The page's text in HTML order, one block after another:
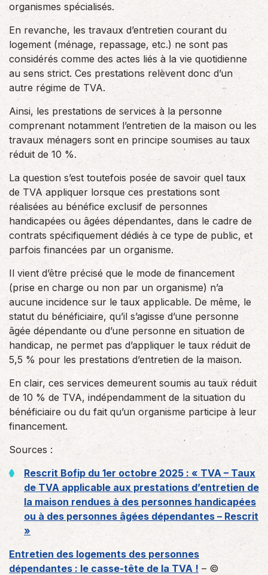
organismes spécialisés.
En revanche, les travaux d’entretien courant du
logement (ménage, repassage, etc.) ne sont pas
considérés comme des actes liés à la vie quotidienne
au sens strict. Ces prestations relèvent donc d’un
autre régime de TVA.
Ainsi, les prestations de services à la personne
comprenant notamment l’entretien de la maison ou les
travaux ménagers sont en principe soumises au taux
réduit de 10 %.
La question s’est toutefois posée de savoir quel taux
de TVA appliquer lorsque ces prestations sont
réalisées au bénéfice exclusif de personnes
handicapées ou âgées dépendantes, dans le cadre de
contrats spécifiquement dédiés à ce type de public, et
parfois financées par un organisme.
Il vient d’être précisé que le mode de financement
(prise en charge ou non par un organisme) n’a
aucune incidence sur le taux applicable. De même, le
statut du bénéficiaire, qu’il s’agisse d’une personne
âgée dépendante ou d’une personne en situation de
handicap, ne permet pas d’appliquer le taux réduit de
5,5 % pour les prestations d’entretien de la maison.
En clair, ces services demeurent soumis au taux réduit
de 10 % de TVA, indépendamment de la situation du
bénéficiaire ou du fait qu’un organisme participe à leur
financement.
Sources :
Rescrit Bofip du 1er octobre 2025 : « TVA – Taux
de TVA applicable aux prestations d’entretien de
la maison rendues à des personnes handicapées
ou à des personnes âgées dépendantes – Rescrit
»
Entretien des logements des personnes
dépendantes : le casse-tête de la TVA ! – ©